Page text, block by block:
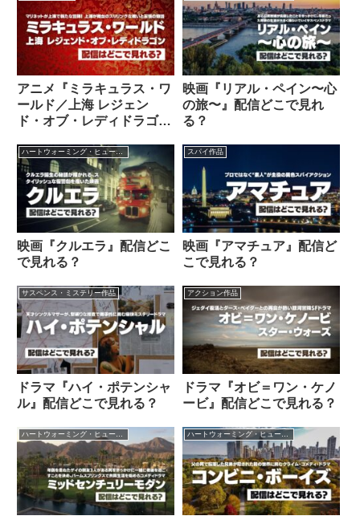
アニメ『ミラキュラス・ワ
ールド／上海 レジェン
ド・オブ・レディドラゴ
映画『リアル・ペイン〜心
の旅〜』配信どこで見れ
る？
ハートウォーミング・ヒューマン作品
映画『クルエラ』配信どこ
で見れる？
スパイ作品
映画『アマチュア』配信ど
こで見れる？
サスペンス・ミステリー作品
ドラマ『ハイ・ポテンシャ
ル』配信どこで見れる？
アクション作品
ドラマ『オビ＝ワン・ケノ
ービ』配信どこで見れる？
ハートウォーミング・ヒューマン作品 ハートウォーミング・ヒューマン作品